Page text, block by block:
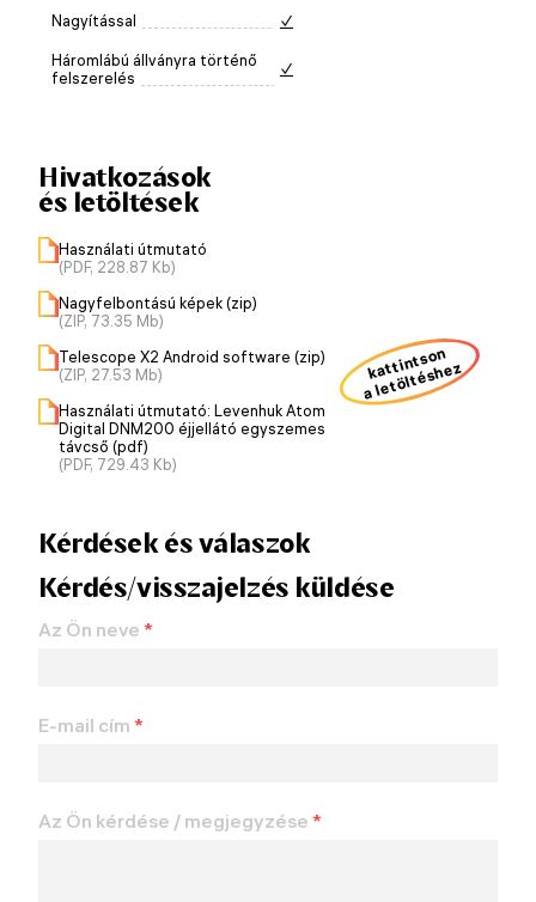
Nagyítással ✓
Háromlábú állványra történő
felszerelés
✓
Hivatkozások
és letöltések
Használati útmutató
(PDF, 228.87 Kb)
Nagyfelbontású képek (zip)
(ZIP, 73.35 Mb)
Telescope X2 Android software (zip)
(ZIP, 27.53 Mb)
Használati útmutató: Levenhuk Atom
Digital DNM200 éjjellátó egyszemes
távcső (pdf)
(PDF, 729.43 Kb)
kattintson
a letöltéshez
Kérdések és válaszok
Kérdés/visszajelzés küldése
Az Ön neve *
E-mail cím *
Az Ön kérdése / megjegyzése *